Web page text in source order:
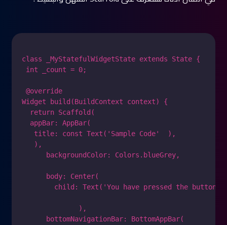
class _MyStatefulWidgetState extends State {
int _count = 0;
@override
Widget build(BuildContext context) {
  return Scaffold(
  appBar: AppBar(
   title: const Text('Sample Code'  ),
   ),
      backgroundColor: Colors.blueGrey,
      body: Center(
child: Text('You have pressed the button
              ),
      bottomNavigationBar: BottomAppBar(